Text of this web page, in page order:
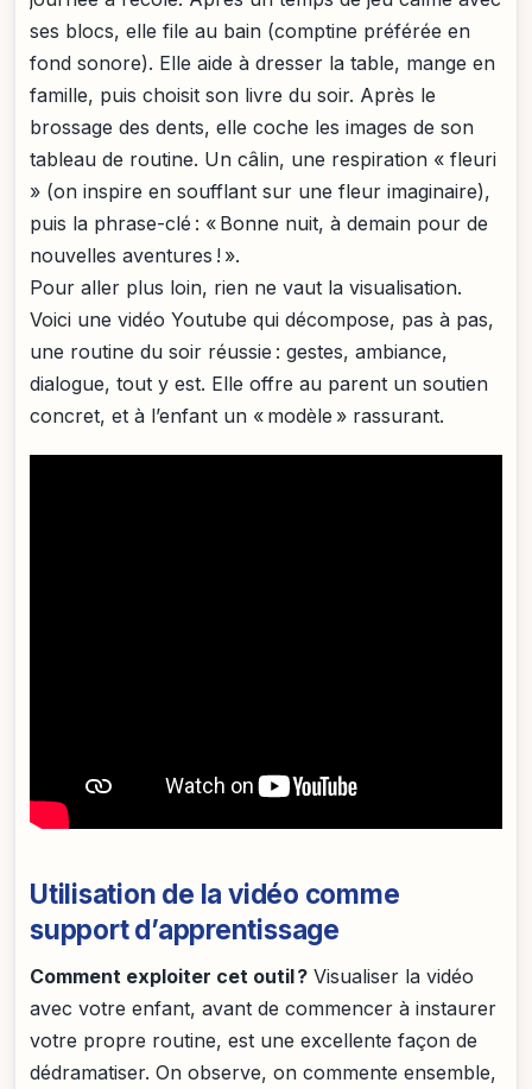
ses blocs, elle file au bain (comptine préférée en
fond sonore). Elle aide à dresser la table, mange en
famille, puis choisit son livre du soir. Après le
brossage des dents, elle coche les images de son
tableau de routine. Un câlin, une respiration « fleuri
» (on inspire en soufflant sur une fleur imaginaire),
puis la phrase-clé : « Bonne nuit, à demain pour de
nouvelles aventures ! ».
Pour aller plus loin, rien ne vaut la visualisation.
Voici une vidéo Youtube qui décompose, pas à pas,
une routine du soir réussie : gestes, ambiance,
dialogue, tout y est. Elle offre au parent un soutien
concret, et à l’enfant un « modèle » rassurant.
Utilisation de la vidéo comme
support d’apprentissage
Comment exploiter cet outil ? Visualiser la vidéo
avec votre enfant, avant de commencer à instaurer
votre propre routine, est une excellente façon de
dédramatiser. On observe, on commente ensemble,